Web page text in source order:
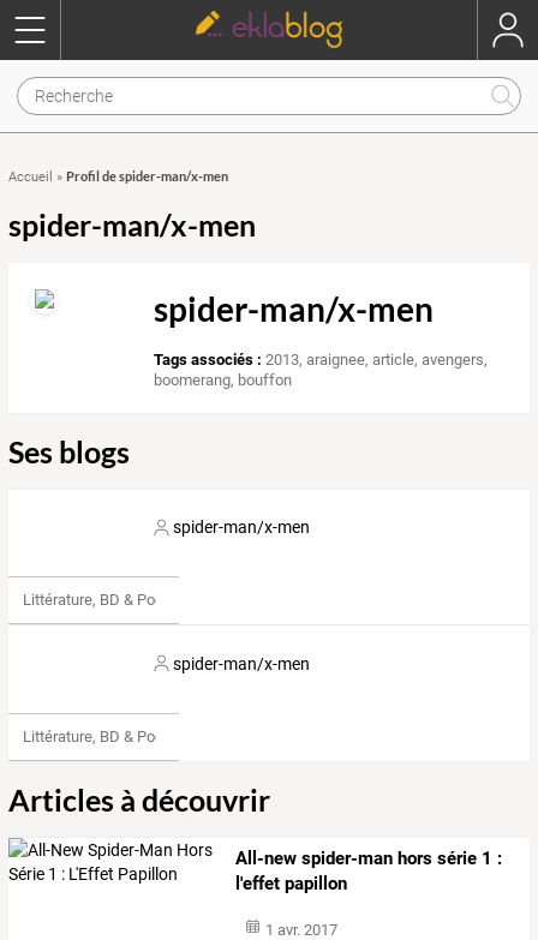
Accueil » Profil de spider-man/x-men
spider-man/x-men
spider-man/x-men
Tags associés : 2013,araignee,article,avengers,
boomerang, bouffon
Ses blogs
spider-man/x-men
Littérature, BD & Poésie
spider-man/x-men
Littérature, BD & Poésie
Articles à découvrir
All-new spider-man hors série 1 :
l'effet papillon
1 avr. 2017